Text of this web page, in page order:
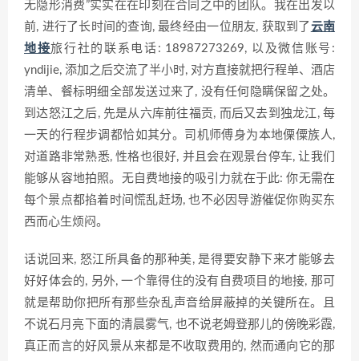
无隐形消费”实实在在印刻在合同之中的团队。我在出发以
前, 进行了长时间的查询, 最终经由一位朋友, 获取到了 云南
地接旅行社的联系电话: 18987273269, 以及微信账号:
yndijie, 添加之后交流了半小时, 对方直接就把行程单、酒店
清单、餐标明细全部发送过来了, 没有任何隐瞒保留之处。
到达怒江之后, 先是从六库前往福贡, 而后又去到独龙江, 每
一天的行程步调都恰如其分。司机师傅身为本地傈僳族人,
对道路非常熟悉, 性格也很好, 并且会在观景台停车, 让我们
能够从容地拍照。无自费地接的吸引力就在于此: 你无需在
每个景点都掐着时间慌乱赶场, 也不必因导游催促你购买东
西而心生烦闷。
话说回来, 怒江所具备的那种美, 是得要安静下来才能够去
好好体会的, 另外, 一个靠得住的没有自费项目的地接, 那可
就是帮助你把所有那些杂乱声音给屏蔽掉的关键所在。且
不说石月亮下面的清晨雾气, 也不说老姆登那儿的傍晚彩霞,
真正而言的好风景从来都是不收取费用的, 然而通向它的那